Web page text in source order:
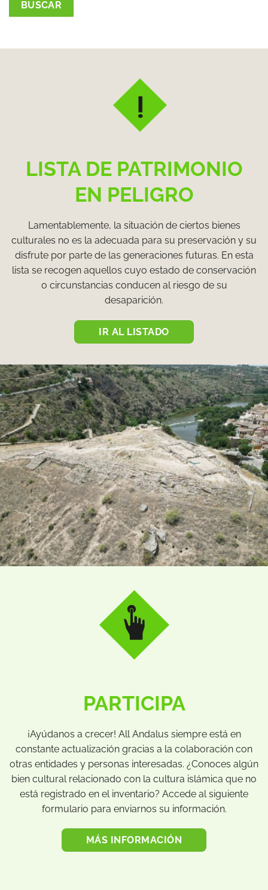
LISTA DE PATRIMONIO
EN PELIGRO
Lamentablemente, la situación de ciertos bienes
culturales no es la adecuada para su preservación y su
disfrute por parte de las generaciones futuras. En esta
lista se recogen aquellos cuyo estado de conservación
o circunstancias conducen al riesgo de su
desaparición.
IR AL LISTADO
PARTICIPA
¡Ayúdanos a crecer! All Andalus siempre está en
constante actualización gracias a la colaboración con
otras entidades y personas interesadas. ¿Conoces algún
bien cultural relacionado con la cultura islámica que no
está registrado en el inventario? Accede al siguiente
formulario para enviarnos su información.
MÁS INFORMACIÓN